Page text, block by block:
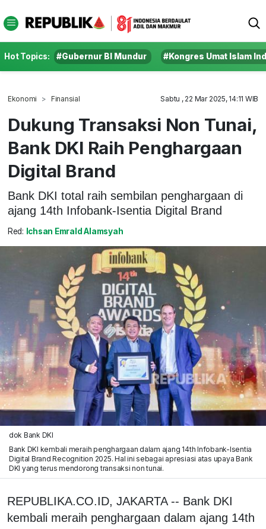
Hot Topics: #Gubernur BI Mundur #Kongres Umat Islam
Ekonomi Finansial Sabtu , 22 Mar 2025, 14:11 WIB
Dukung Transaksi Non Tunai,
Bank DKI Raih Penghargaan
Digital Brand
Bank DKI total raih sembilan penghargaan di
ajang 14th Infobank-Isentia Digital Brand
Red: Ichsan Emrald Alamsyah
dok Bank DKI
Bank DKI kembali meraih penghargaan dalam ajang 14th Infobank-Isentia
Digital Brand Recognition 2025. Hal ini sebagai apresiasi atas upaya Bank
DKI yang terus mendorong transaksi non tunai.
REPUBLIKA.CO.ID, JAKARTA -- Bank DKI
kembali meraih penghargaan dalam ajang 14th